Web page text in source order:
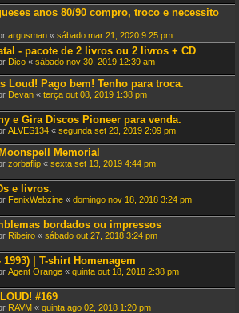
anos 80/90 compro, troco e necessito
argusman « sábado mar 21, 2020 9:25 pm
- pacote de 2 livros ou 2 livros + CD
Dico « sábado nov 30, 2019 12:39 am
Loud! Pago bem! Tenho para troca.
Devan « terça out 08, 2019 1:38 pm
e Gira Discos Pioneer para venda.
ALVES134 « segunda set 23, 2019 2:09 pm
Memorial
zorbaflip « sexta set 13, 2019 4:44 pm
e livros.
FenixWebzine « domingo nov 18, 2018 3:24 pm
bordados ou impressos
Ribeiro « sábado out 27, 2018 3:24 pm
1993) | T-shirt Homenagem
Agent Orange « quinta out 18, 2018 2:38 pm
#169
RAVM « quinta ago 02, 2018 1:20 pm